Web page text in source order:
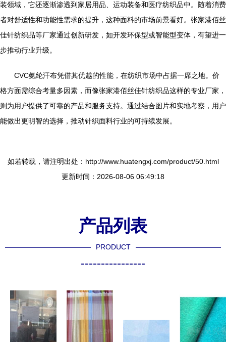
装领域，它还逐渐渗透到家居用品、运动装备和医疗纺织品中。随着消费
者对舒适性和功能性需求的提升，这种面料的市场前景看好。张家港佰丝
佳针纺织品等厂家通过创新研发，如开发环保型或智能型变体，有望进一
步推动行业升级。
CVC氨纶汗布凭借其优越的性能，在纺织市场中占据一席之地。价
格方面需综合考量多因素，而像张家港佰丝佳针纺织品这样的专业厂家，
则为用户提供了可靠的产品和服务支持。通过结合图片和实地考察，用户
能做出更明智的选择，推动针织面料行业的可持续发展。
如若转载，请注明出处：http://www.huatengxj.com/product/50.html
更新时间：2026-08-06 06:49:18
产品列表
PRODUCT
----------------